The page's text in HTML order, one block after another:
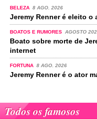
BELEZA 8 AGO. 2026
Jeremy Renner é eleito o
BOATOS E RUMORES AGOSTO
Boato sobre morte de
internet
FORTUNA 8 AGO. 2026
Jeremy Renner é o ator
Todos os famosos